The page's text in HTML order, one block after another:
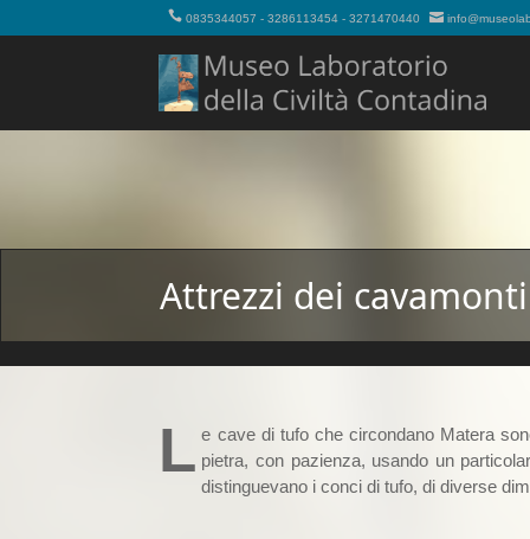
0835344057 - 3286113454 - 3271470440
Attrezzi dei cavamonti
L e cave di tufo che circondano Matera
pietra, con pazienza, usando un
distinguevano i conci di tufo, di diverse